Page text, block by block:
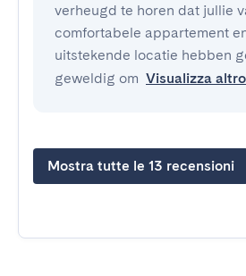
verheugd te horen dat jullie
comfortabele appartement
uitstekende locatie hebben
geweldig om Visualizza altro
Mostra tutte le 13 recensioni